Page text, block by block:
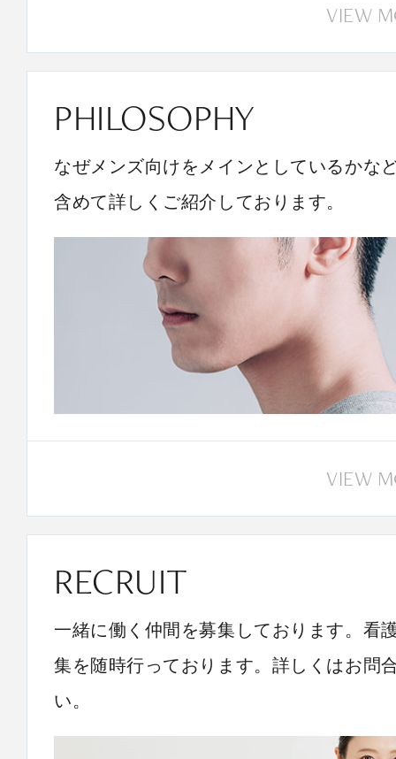
VIEW
PHILOSOPHY
なぜメンズ向けをメインとしているかな
含めて詳しくご紹介しております。
VIEW
RECRUIT
一緒に働く仲間を募集しております。看
集を随時行っております。詳しくはお問
い。